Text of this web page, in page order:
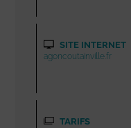
SITE INTERNET
agoncoutainville.fr
TARIFS